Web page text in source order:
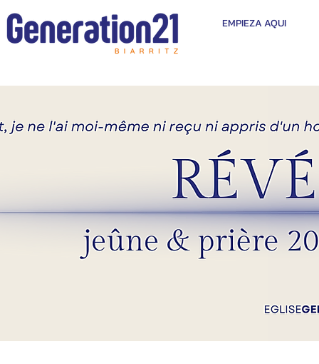
EMPIEZA AQUI